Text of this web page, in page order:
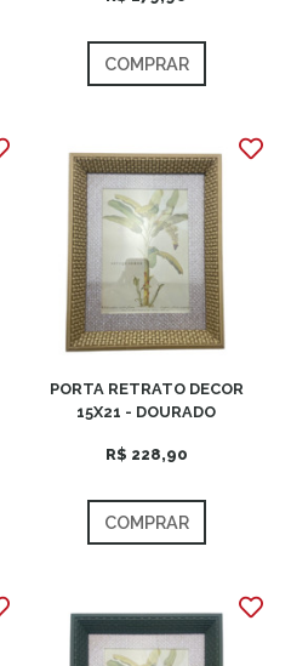
COMPRAR
PORTA RETRATO DECOR
15X21 - DOURADO
R$ 228,90
COMPRAR